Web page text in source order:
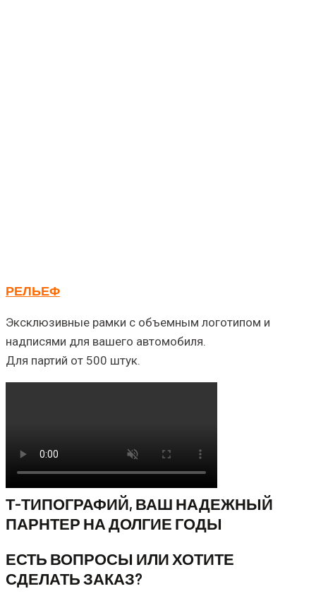
РЕЛЬЕФ
Эксклюзивные рамки с объемным логотипом и
надписями для вашего автомобиля.
Для партий от 500 штук.
Т-ТИПОГРАФИЙ, ВАШ НАДЕЖНЫЙ
ПАРНТЕР НА ДОЛГИЕ ГОДЫ
ЕСТЬ ВОПРОСЫ ИЛИ ХОТИТЕ
СДЕЛАТЬ ЗАКАЗ?